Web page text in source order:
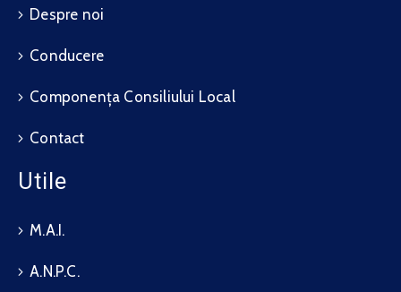
Despre noi
Conducere
Componența Consiliului Local
Contact
Utile
M.A.I.
A.N.P.C.